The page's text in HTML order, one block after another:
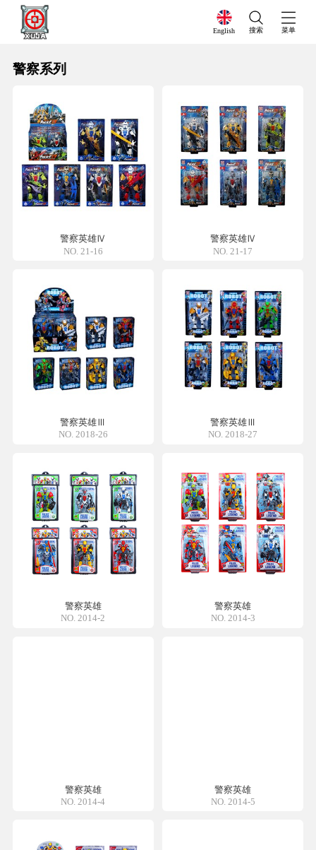
English 搜索 菜单
警察系列
警察英雄Ⅳ
NO. 21-16
警察英雄Ⅳ
NO. 21-17
警察英雄Ⅲ
NO. 2018-26
警察英雄Ⅲ
NO. 2018-27
警察英雄
NO. 2014-2
警察英雄
NO. 2014-3
警察英雄
NO. 2014-4
警察英雄
NO. 2014-5